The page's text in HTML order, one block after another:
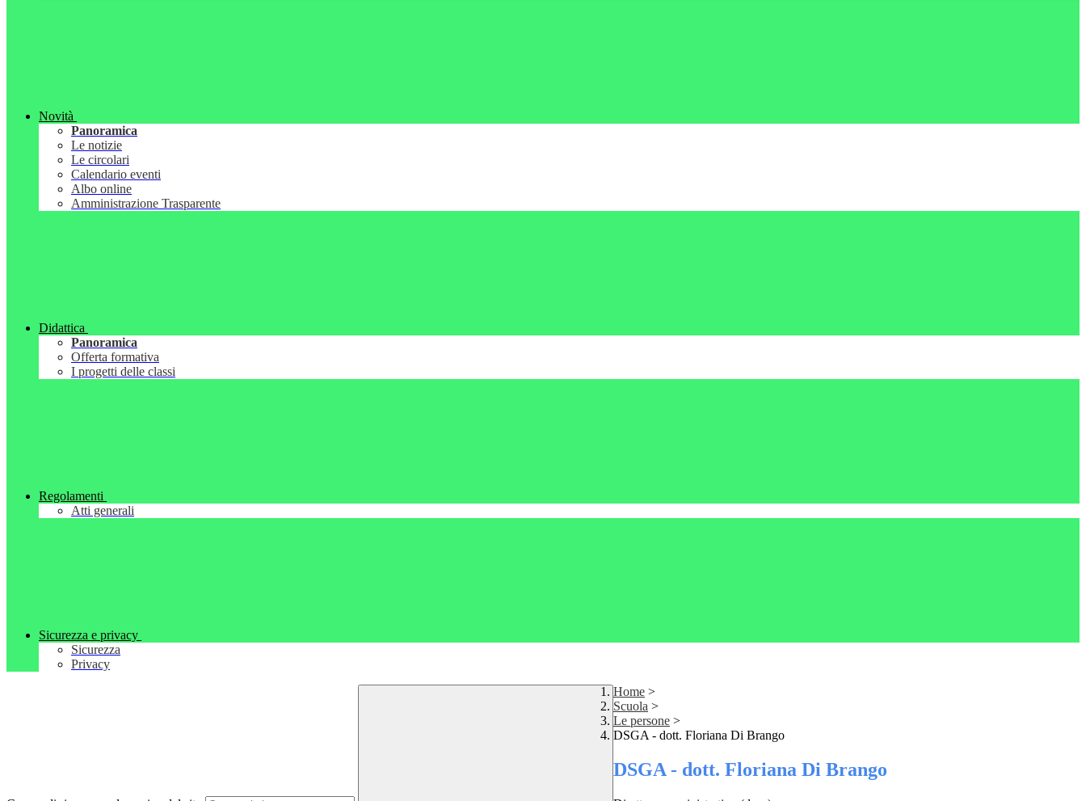
Novità
Panoramica
Le notizie
Le circolari
Calendario eventi
Albo online
Amministrazione Trasparente
Didattica
Panoramica
Offerta formativa
I progetti delle classi
Regolamenti
Atti generali
Sicurezza e privacy
Sicurezza
Privacy
Home >
Scuola >
Le persone >
DSGA - dott. Floriana Di Brango
DSGA - dott. Floriana Di Brango